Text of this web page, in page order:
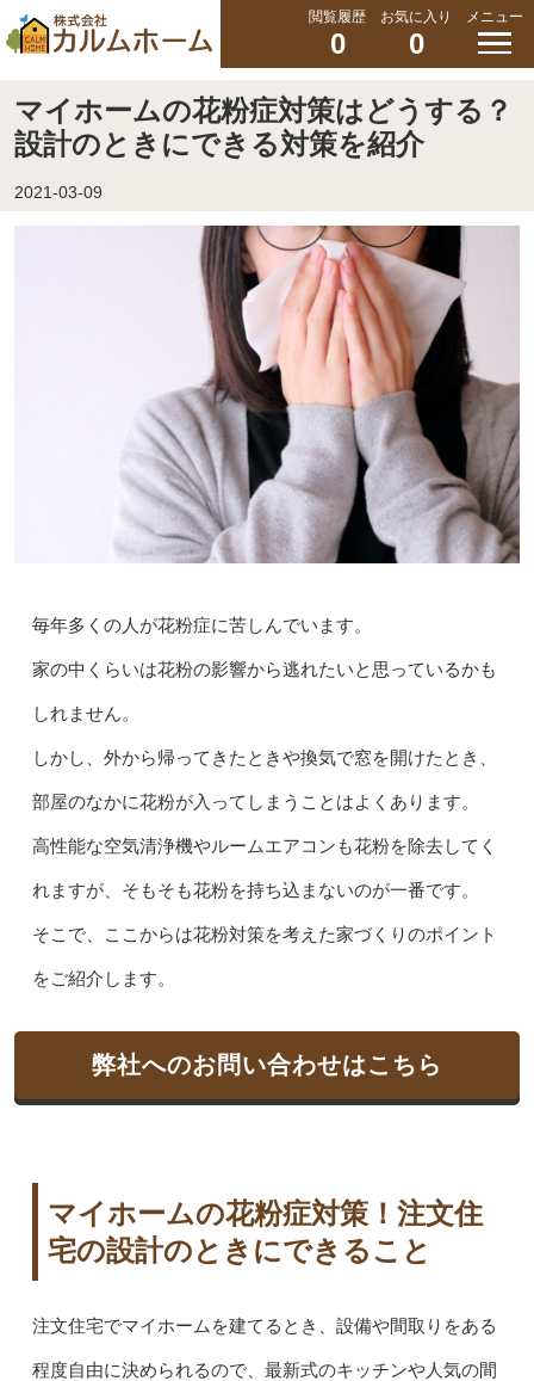
閲覧履歴
0
お気に入り
0
メニュー
マイホームの花粉症対策はどうする？
設計のときにできる対策を紹介
2021-03-09
毎年多くの人が花粉症に苦しんでいます。
家の中くらいは花粉の影響から逃れたいと思っているかも
しれません。
しかし、外から帰ってきたときや換気で窓を開けたとき、
部屋のなかに花粉が入ってしまうことはよくあります。
高性能な空気清浄機やルームエアコンも花粉を除去してく
れますが、そもそも花粉を持ち込まないのが一番です。
そこで、ここからは花粉対策を考えた家づくりのポイント
をご紹介します。
弊社へのお問い合わせはこちら
マイホームの花粉症対策！注文住
宅の設計のときにできること
注文住宅でマイホームを建てるとき、設備や間取りをある
程度自由に決められるので、最新式のキッチンや人気の間